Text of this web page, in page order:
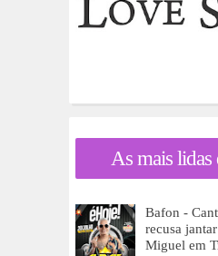
As mais lidas
Bafon -
recusa
Miguel em